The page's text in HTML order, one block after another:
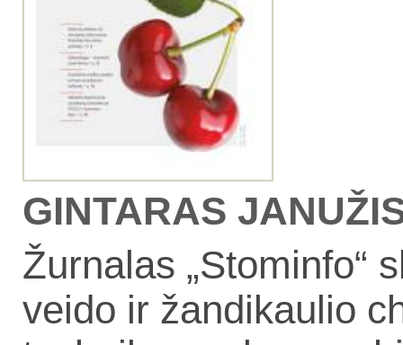
GINTARAS
Žurnalas „Stominfo“
veido ir žandikaulio